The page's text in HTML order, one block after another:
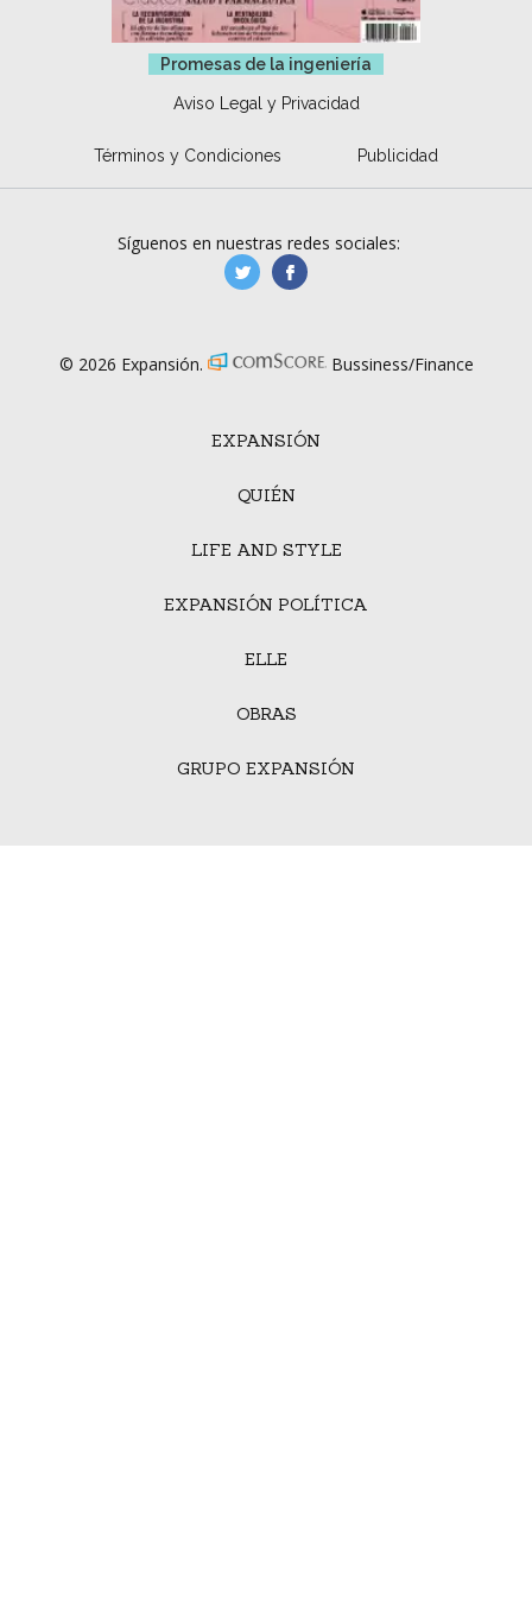
Promesas de la ingeniería
Aviso Legal y Privacidad
Términos y Condiciones Publicidad
EXPANSIÓN
QUIÉN
LIFE AND STYLE
EXPANSIÓN POLÍTICA
ELLE
OBRAS
GRUPO EXPANSIÓN
Síguenos en nuestras redes sociales:
manufacturaGE
© 2026 Expansión. Bussiness/Finance